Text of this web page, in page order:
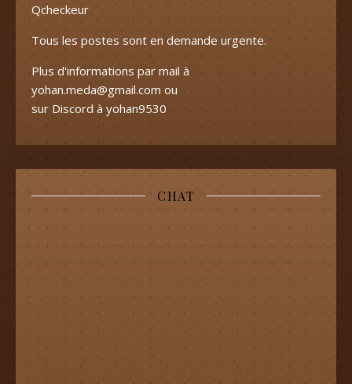
Qcheckeur
Tous les postes sont en demande urgente.
Plus d'informations par mail à
yohan.meda@gmail.com ou
sur Discord à yohan9530
CHAT